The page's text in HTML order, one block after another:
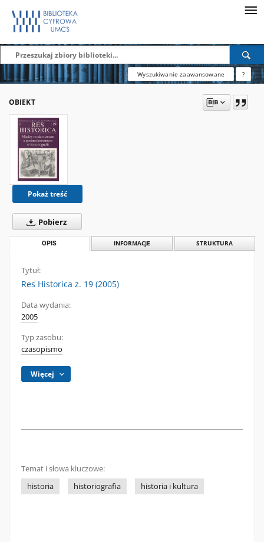
Wyszukiwanie zaawansowane ?
OBIEKT
Pokaż treść
Pobierz
OPIS INFORMACJE STRUKTURA
Tytuł:
Res Historica z. 19 (2005)
Data wydania:
2005
Typ zasobu:
czasopismo
Więcej
Temat i słowa kluczowe:
historia
historiografia historia i kultura